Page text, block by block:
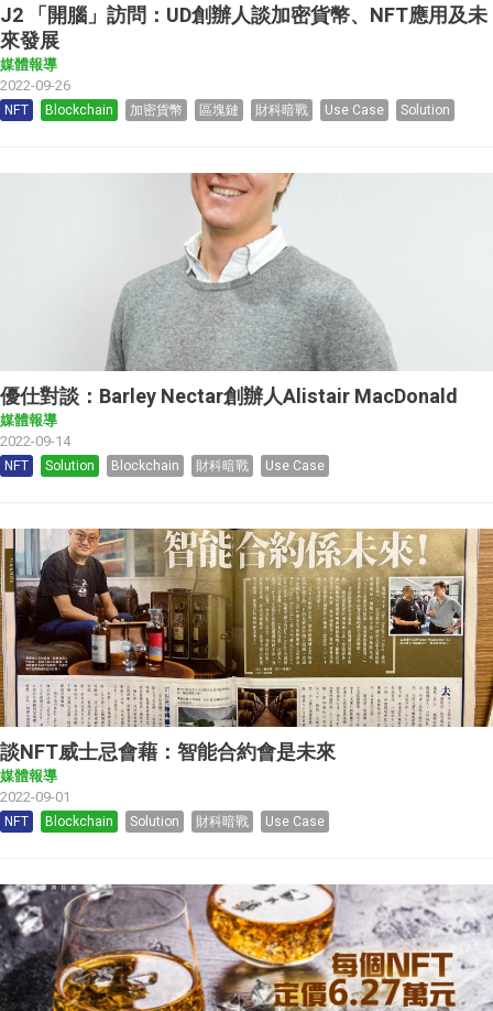
J2 「開腦」訪問：UD創辦人談加密貨幣、NFT應用及未
來發展
媒體報導
2022-09-26
NFT Blockchain 加密貨幣 區塊鏈 財科暗戰 Use Case Solution
優仕對談：Barley Nectar創辦人Alistair MacDonald
媒體報導
2022-09-14
NFT Solution Blockchain 財科暗戰 Use Case
談NFT威士忌會藉：智能合約會是未來
媒體報導
2022-09-01
NFT Blockchain Solution 財科暗戰 Use Case